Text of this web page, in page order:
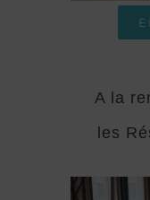
A la
les